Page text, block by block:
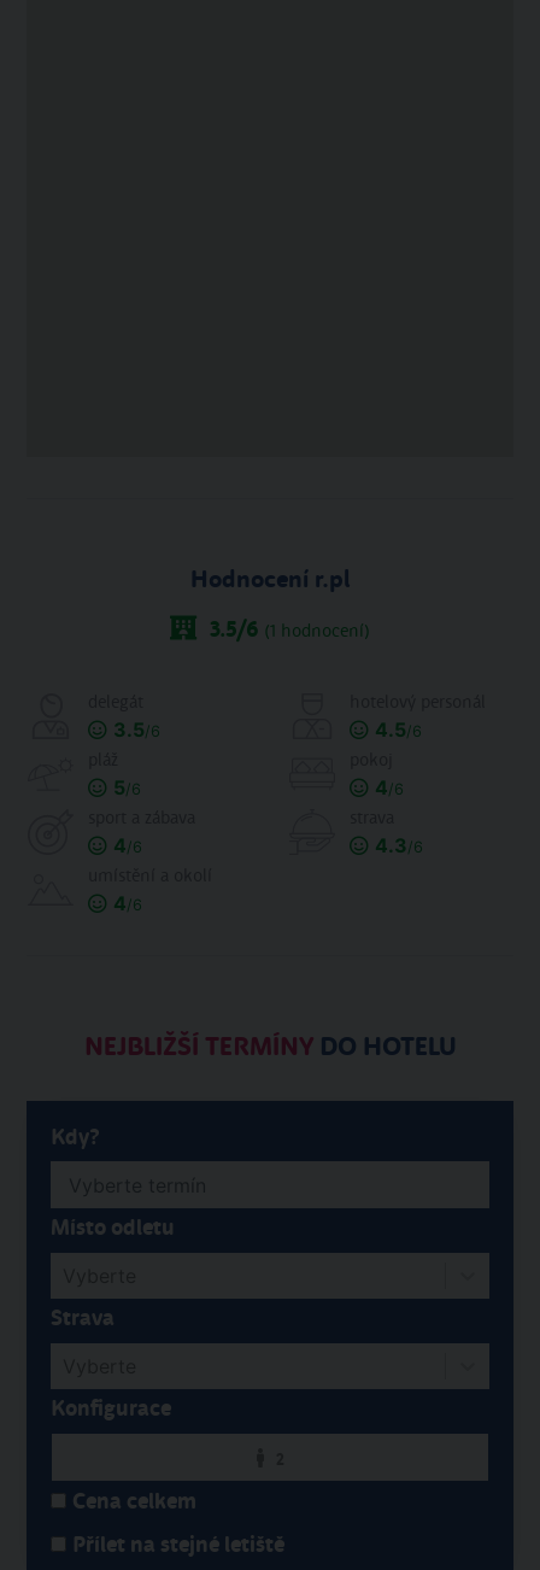
Hodnocení r.pl
3.5/6 (1 hodnocení)
3.5/6 4.5/6
5/6 4/6
4/6 4.3/6
4/6
NEJBLIŽŠÍ TERMÍNYDO HOTELU
Kdy?
Místo odletu
Strava
Konfigurace
Cena celkem
Přílet na stejné letiště